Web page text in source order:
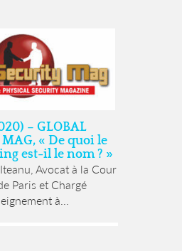
– GLOBAL
MAG, « De quoi le
est-il le nom ? »
Avocat à la Cour
Paris et Chargé
à...